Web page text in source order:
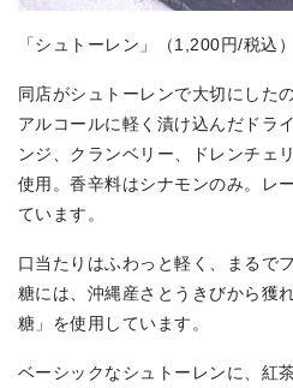
「シュトーレン」（1,200円/税込）
同店がシュトーレンで大切にした
アルコールに軽く漬け込んだドラ
ンジ、クランベリー、ドレンチェ
使用。香辛料はシナモンのみ。レ
ています。
口当たりはふわっと軽く、まるで
糖には、沖縄産さとうきびから獲
糖」を使用しています。
ベーシックなシュトーレンに、紅